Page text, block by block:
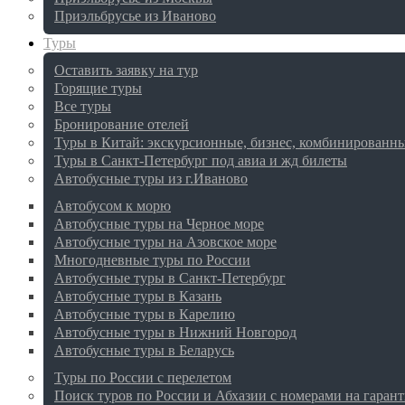
Приэльбрусье из Иваново
Туры
Оставить заявку на тур
Горящие туры
Все туры
Бронирование отелей
Туры в Китай: экскурсионные, бизнес,
Туры в Санкт-Петербург под авиа и жд билеты
Автобусные туры из г.Иваново
Автобусом к морю
Автобусные туры на Черное море
Автобусные туры на Азовское море
Многодневные туры по России
Автобусные туры в Санкт-Петербург
Автобусные туры в Казань
Автобусные туры в Карелию
Автобусные туры в Нижний Новгород
Автобусные туры в Беларусь
Туры по России с перелетом
Поиск туров по России и Абхазии с номерами на